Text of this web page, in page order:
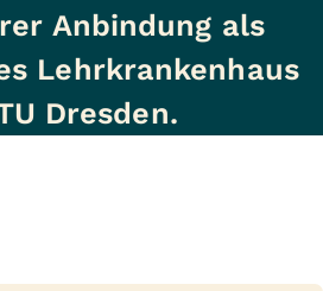
Anbindung als
Lehrkrankenhaus
Dresden.